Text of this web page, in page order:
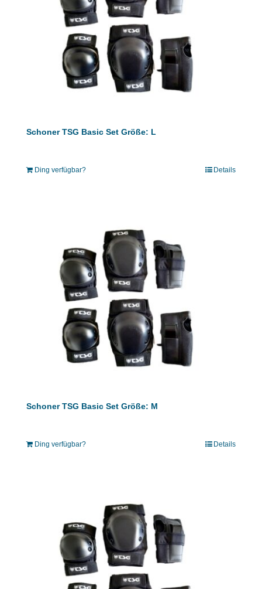
Schoner TSG Basic Set Größe: L
Ding verfügbar? Details
Schoner TSG Basic Set Größe: M
Ding verfügbar? Details